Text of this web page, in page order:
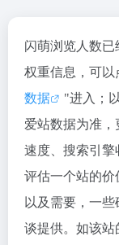
闪萌浏览人数已
权重信息，可以
数据
"进入；
爱站数据为准
速度、搜索引
评估一个站的
以及需要，一
谈提供。如该站